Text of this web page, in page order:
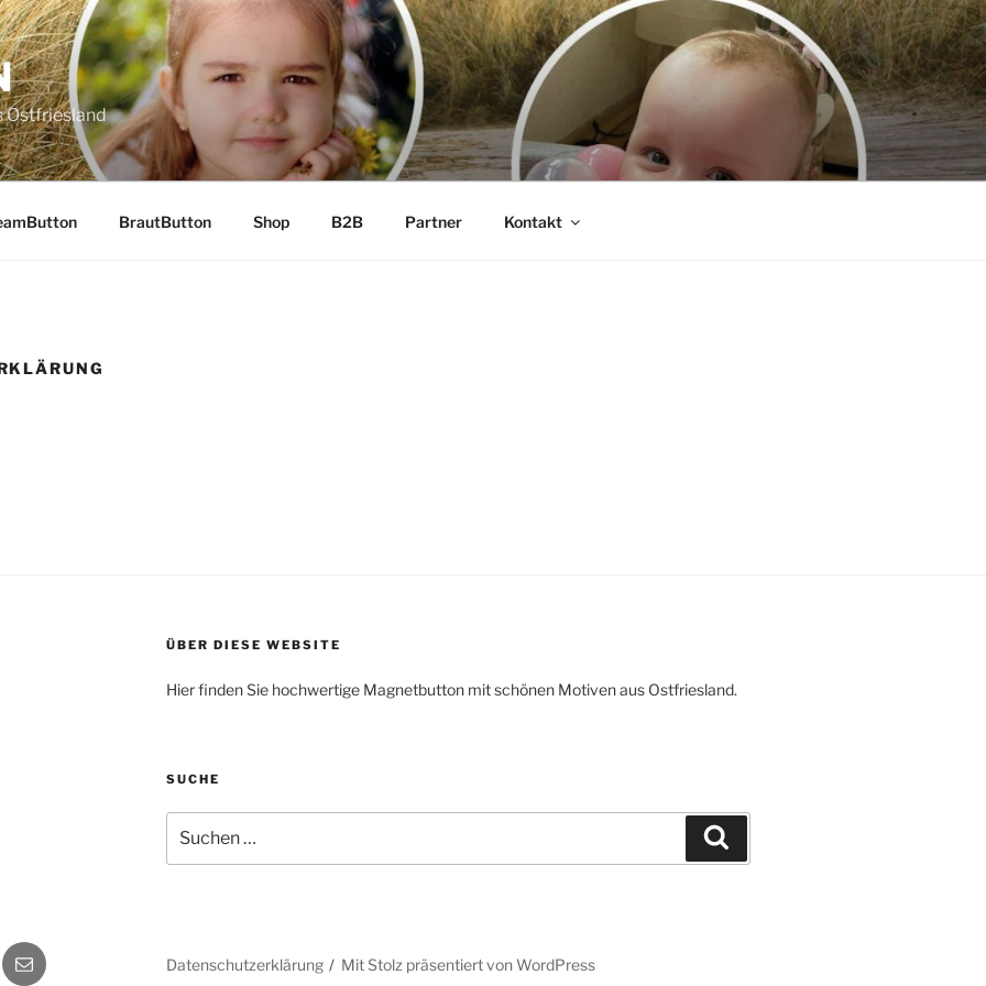
Ostfriesland
BrautButton Shop B2B Partner Kontakt
ÜBER DIESE WEBSITE
Hier finden Sie hochwertige Magnetbutton mit schönen Motiven aus Ostfriesland.
SUCHE
nach:
E-
Datenschutzerklärung Mit Stolz präsentiert von WordPress